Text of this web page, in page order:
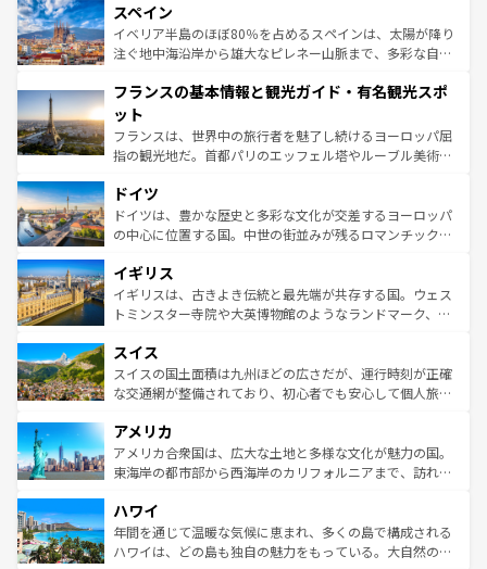
ろん、トスカーナの美しい田園風景やアマルフィ海岸の絶
景など、自然景観も見逃せない。観光の合間には、本場の
ピザやパスタなど、絶品のイタリア料理を堪能することも
ませてくれるイタリアで、忘れられない旅をしてみよう！
なお、新着のイタリア情報は
しい。
スペイン
イベリア半島のほぼ80％を占めるスペインは、太陽が降り
注ぐ地中海沿岸から雄大なピレネー山脈まで、多彩な自然
文化が根付くこの国では、情熱的なフラメンコ、熱気あふ
れる闘牛、そして美味しいタパスが生活の一部となってい
る。首都マドリードの洗練された雰囲気や、バルセロナの
アートに溢れた街角から、地方では古代ローマ遺跡や中世
せる。地方によって風土や気候が異なるスペインはその個
性で訪れる人を魅了する。 なお、新着のスペイン情報は コ
ンテンツ一覧を参照してほしい。
フランスの基本情報と観光ガイド・有名観光スポ
ット
フランスは、世界中の旅行者を魅了し続けるヨーロッパ屈
指の観光地だ。首都パリのエッフェル塔やルーブル美術館
で、幅広い魅力が詰まっている。華麗な宮殿、歴史的な大
聖堂、美しいビーチ、そして豊かな自然が、訪れる者を心
から魅了する。また、フランスは美食の国としても知ら
いる。シャンパンの発祥地であるランス、プロヴァンスの
香り高いラベンダー畑など、多彩な楽しみ方が可能だ。さ
らに、パリ以外の地域にも魅力が溢れており、どの街角に
れる地方に足を運ぶとそれぞれで全く異なる文化を体験で
きるだろう。 なお、新着のフランス情報はコンテンツ一覧
を参照してほしい。
ドイツ
ドイツは、豊かな歴史と多彩な文化が交差するヨーロッパ
の中心に位置する国。中世の街並みが残るロマンチック街
顔を持つこの国は、どこを歩いても飽きることがない。ベ
ルリンの文化的活気、バイエルン州のアルプスの絶景、そ
してライン川沿いのワイン畑といった風景は必見。ビール
は、お酒好きな人にはぜひ体験してほしい。 なお、新着の
ドイツ情報はコンテンツ一覧を参照してほしい。
イギリス
イギリスは、古きよき伝統と最先端が共存する国。ウェス
トミンスター寺院や大英博物館のようなランドマーク、歴
リアごとに異なる魅力がある。また、優雅なアフタヌーン
ティー、ビール好きにはたまらない英国パブ、サッカー観
戦など、本場だからこそできる体験も豊富。イギリスを旅
ンツ一覧を参照してほしい。
スイス
スイスの国土面積は九州ほどの広さだが、運行時刻が正確
な交通網が整備されており、初心者でも安心して個人旅行
の建物がそのまま残る町や、スイスならではのユニークな
博物館もあり、アルプス観光だけでなく町歩きも満喫する
ことができる。国民の所得が高いため物価も高いが、旅行
ば市内交通費無料で観光を楽しむこともできる。 なお、新
着のスイス情報はコンテンツ一覧 を参照してほしい。
アメリカ
アメリカ合衆国は、広大な土地と多様な文化が魅力の国。
東海岸の都市部から西海岸のカリフォルニアまで、訪れる
のような巨大都市は、観光、ショッピング、エンターテイ
ンメントが詰まった刺激的なスポットだ。一方、アメリカ
西部には大自然が広がり、グランドキャニオンやイエロー
ハワイ
年間を通じて温暖な気候に恵まれ、多くの島で構成される
ハワイは、どの島も独自の魅力をもっている。大自然の神